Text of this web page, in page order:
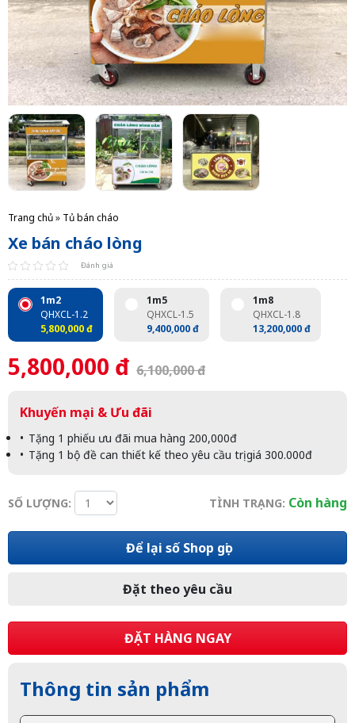
Trang chủ» Tủ bán cháo
Xe bán cháo lòng
Đánh giá
1m2
QHXCL-1.2
5,800,000 đ
1m5
QHXCL-1.5
9,400,000 đ
1m8
QHXCL-1.8
13,200,000 đ
5,800,000 đ 6,100,000 đ
Khuyến mại & Ưu đãi
Tặng 1 phiếu ưu đãi mua hàng 200,000đ
Tặng 1 bộ đề can thiết kế theo yêu cầu trị giá 300.000đ
SỐ LƯỢNG: TÌNH TRẠNG: Còn hàng
Để lại số Shop gọi
Đặt theo yêu cầu
ĐẶT HÀNG NGAY
Thông tin sản phẩm